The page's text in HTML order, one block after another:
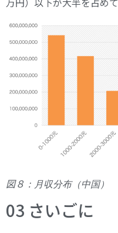
図８ ：月収分布（中国）
03 さいごに